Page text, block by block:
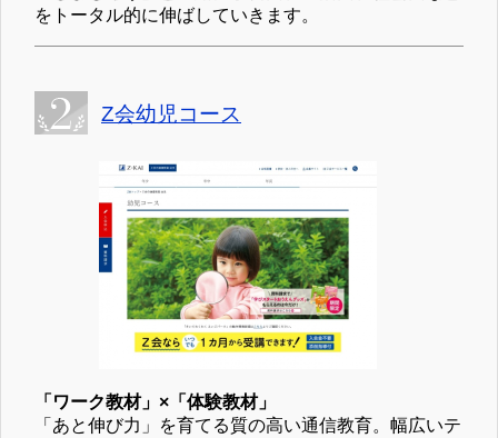
をトータル的に伸ばしていきます。
Z会幼児コース
「ワーク教材」×「体験教材」
「あと伸び力」を育てる質の高い通信教育。幅広いテ